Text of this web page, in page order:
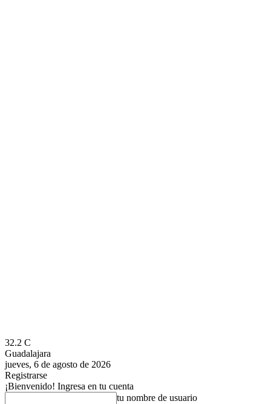
32.2 C
Guadalajara
jueves, 6 de agosto de 2026
Registrarse
¡Bienvenido! Ingresa en tu cuenta
tu nombre de usuario